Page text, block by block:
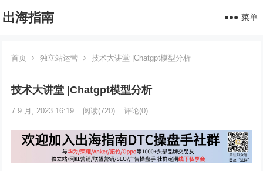
出海指南 菜单
首页 独立站运营 技术大讲堂 |Chatgpt模型分析
技术大讲堂 |Chatgpt模型分析
7 9 月, 2023 16:19 阅读(720) 评论(0)